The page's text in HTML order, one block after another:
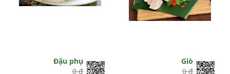
Đậu phụ
0 đ
Giò
0 đ